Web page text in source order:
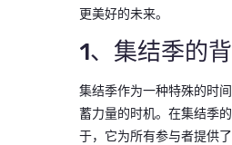
更美好的未来。
1、集结季的
集结季作为一种特殊的时
蓄力量的时机。在集结季
于，它为所有参与者提供